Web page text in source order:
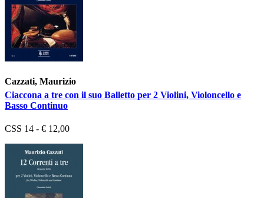
Cazzati, Maurizio
Ciaccona a tre con il suo Balletto per 2 Violini, Violoncello e
Basso Continuo
CSS 14 - € 12,00